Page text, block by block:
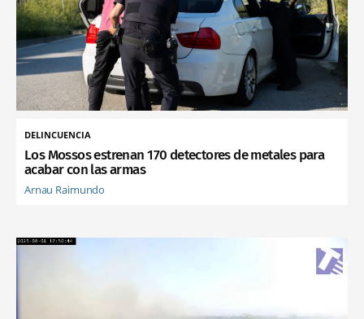
DELINCUENCIA
Los Mossos estrenan 170 detectores de metales para
acabar con las armas
Arnau Raimundo